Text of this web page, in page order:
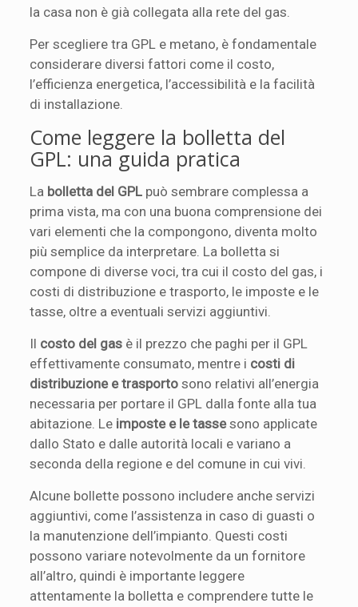
la casa non è già collegata alla rete del gas.
Per scegliere tra GPL e metano, è fondamentale
considerare diversi fattori come il costo,
l’efficienza energetica, l’accessibilità e la facilità
di installazione.
Come leggere la bolletta del
GPL: una guida pratica
La bolletta del GPL può sembrare complessa a
prima vista, ma con una buona comprensione dei
vari elementi che la compongono, diventa molto
più semplice da interpretare. La bolletta si
compone di diverse voci, tra cui il costo del gas, i
costi di distribuzione e trasporto, le imposte e le
tasse, oltre a eventuali servizi aggiuntivi.
Il costo del gas è il prezzo che paghi per il GPL
effettivamente consumato, mentre i costi di
distribuzione e trasporto sono relativi all’energia
necessaria per portare il GPL dalla fonte alla tua
abitazione. Le imposte e le tassesono applicate
dallo Stato e dalle autorità locali e variano a
seconda della regione e del comune in cui vivi.
Alcune bollette possono includere anche servizi
aggiuntivi, come l’assistenza in caso di guasti o
la manutenzione dell’impianto. Questi costi
possono variare notevolmente da un fornitore
all’altro, quindi è importante leggere
attentamente la bolletta e comprendere tutte le